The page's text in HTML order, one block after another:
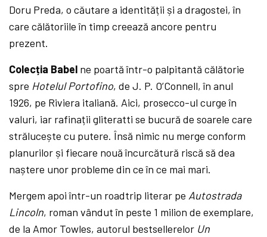
Doru Preda, o căutare a identității și a dragostei, în
care călătoriile în timp creează ancore pentru
prezent.
Colecția Babel ne poartă într-o palpitantă călătorie
spre Hotelul Portofino, de J. P. O’Connell, în anul
1926, pe Riviera italiană. Aici, prosecco-ul curge în
valuri, iar rafinații gliteratti se bucură de soarele care
strălucește cu putere. Însă nimic nu merge conform
planurilor și fiecare nouă încurcătură riscă să dea
naștere unor probleme din ce în ce mai mari.
Mergem apoi într-un roadtrip literar pe Autostrada
Lincoln, roman vândut în peste 1 milion de exemplare,
de la Amor Towles, autorul bestsellerelor Un